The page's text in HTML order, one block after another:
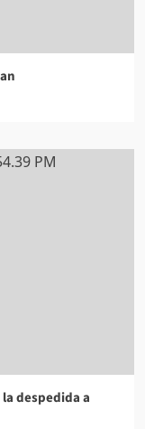
despedida a